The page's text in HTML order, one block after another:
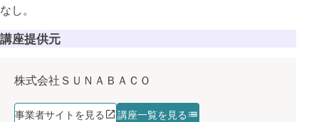
なし。
講座提供元
株式会社ＳＵＮＡＢＡＣＯ
事業者サイトを見る 講座一覧を見る